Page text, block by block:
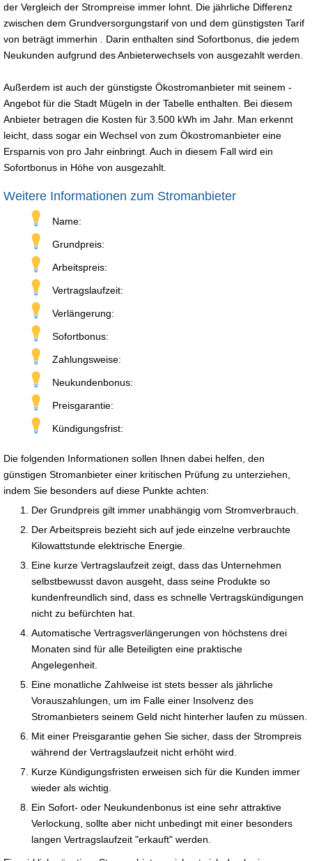
der Vergleich der Strompreise immer lohnt. Die jährliche Differenz
zwischen dem Grundversorgungstarif von und dem günstigsten Tarif
von beträgt immerhin . Darin enthalten sind Sofortbonus, die jedem
Neukunden aufgrund des Anbieterwechsels von ausgezahlt werden.
Außerdem ist auch der günstigste Ökostromanbieter mit seinem -
Angebot für die Stadt Mügeln in der Tabelle enthalten. Bei diesem
Anbieter betragen die Kosten für 3.500 kWh im Jahr. Man erkennt
leicht, dass sogar ein Wechsel von zum Ökostromanbieter eine
Ersparnis von pro Jahr einbringt. Auch in diesem Fall wird ein
Sofortbonus in Höhe von ausgezahlt.
Weitere Informationen zum Stromanbieter
Name:
Grundpreis:
Arbeitspreis:
Vertragslaufzeit:
Verlängerung:
Sofortbonus:
Zahlungsweise:
Neukundenbonus:
Preisgarantie:
Kündigungsfrist:
Die folgenden Informationen sollen Ihnen dabei helfen, den
günstigen Stromanbieter einer kritischen Prüfung zu unterziehen,
indem Sie besonders auf diese Punkte achten:
Der Grundpreis gilt immer unabhängig vom Stromverbrauch.
Der Arbeitspreis bezieht sich auf jede einzelne verbrauchte
Kilowattstunde elektrische Energie.
Eine kurze Vertragslaufzeit zeigt, dass das Unternehmen
selbstbewusst davon ausgeht, dass seine Produkte so
kundenfreundlich sind, dass es schnelle Vertragskündigungen
nicht zu befürchten hat.
Automatische Vertragsverlängerungen von höchstens drei
Monaten sind für alle Beteiligten eine praktische
Angelegenheit.
Eine monatliche Zahlweise ist stets besser als jährliche
Vorauszahlungen, um im Falle einer Insolvenz des
Stromanbieters seinem Geld nicht hinterher laufen zu müssen.
Mit einer Preisgarantie gehen Sie sicher, dass der Strompreis
während der Vertragslaufzeit nicht erhöht wird.
Kurze Kündigungsfristen erweisen sich für die Kunden immer
wieder als wichtig.
Ein Sofort- oder Neukundenbonus ist eine sehr attraktive
Verlockung, sollte aber nicht unbedingt mit einer besonders
langen Vertragslaufzeit "erkauft" werden.